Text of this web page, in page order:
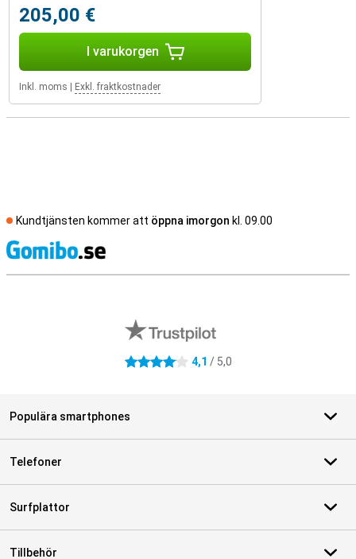
205,00 €
I varukorgen
Inkl. moms Exkl. fraktkostnader
Kundtjänsten kommer att öppna imorgon kl. 09.00
4.1 stjärnor 4,1 / 5,0
Populära smartphones
Telefoner
Surfplattor
Tillbehör